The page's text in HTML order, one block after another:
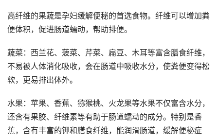
高纤维的果蔬是孕妇缓解便秘的首选食物。纤维可以增加粪
便体积，促进肠道蠕动，帮助排便。
蔬菜：西兰花、菠菜、芹菜、扁豆、木耳等富含膳食纤维，
不易被人体消化吸收，会在肠道中吸收水分，使粪便变得松
软，更易排出体外。
水果：苹果、香蕉、猕猴桃、火龙果等水果不仅富含水分，
还含有果胶、纤维素等有助于肠道蠕动的成分。特别是香
蕉，含有丰富的钾和膳食纤维，能润滑肠道，缓解便秘症